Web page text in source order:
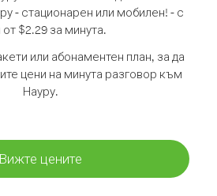
- стационарен или мобилен! - с
от $2.29 за минута.
или абонаментен план, за да
цени на минута разговор към
Науру.
Вижте цените